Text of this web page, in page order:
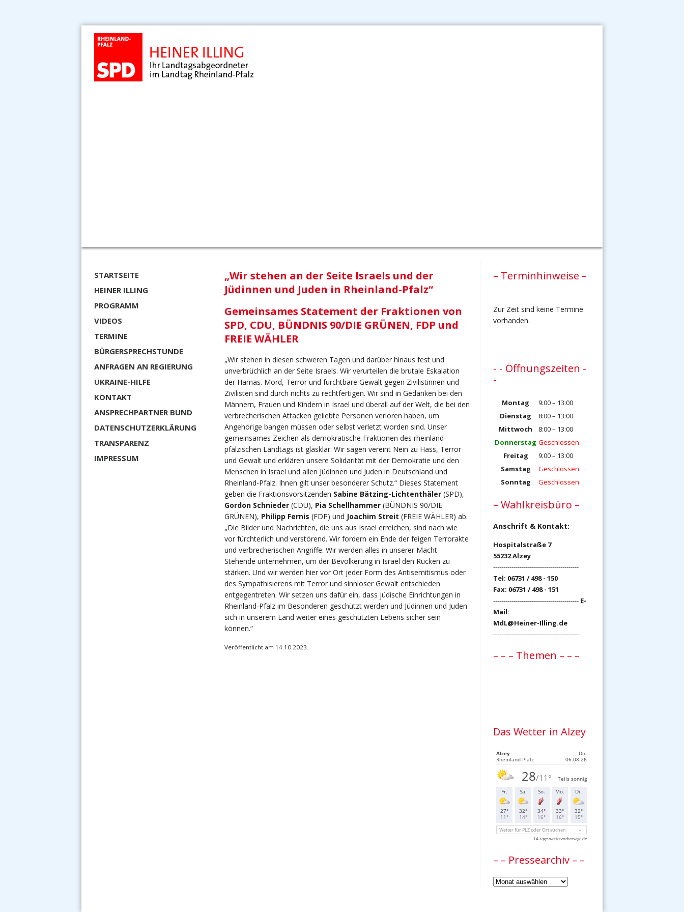
STARTSEITE
HEINER ILLING
PROGRAMM
VIDEOS
TERMINE
BÜRGERSPRECHSTUNDE
ANFRAGEN AN REGIERUNG
UKRAINE-HILFE
KONTAKT
ANSPRECHPARTNER BUND
DATENSCHUTZERKLÄRUNG
TRANSPARENZ
IMPRESSUM
„Wir stehen an der Seite Israels und der
Jüdinnen und Juden in Rheinland-Pfalz“
Gemeinsames Statement der Fraktionen von
SPD, CDU, BÜNDNIS 90/DIE GRÜNEN, FDP und
FREIE WÄHLER
„Wir stehen in diesen schweren Tagen und darüber hinaus fest und
unverbrüchlich an der Seite Israels. Wir verurteilen die brutale Eskalation
der Hamas. Mord, Terror und furchtbare Gewalt gegen Zivilistinnen und
Zivilisten sind durch nichts zu rechtfertigen. Wir sind in Gedanken bei den
Männern, Frauen und Kindern in Israel und überall auf der Welt, die bei den
verbrecherischen Attacken geliebte Personen verloren haben, um
Angehörige bangen müssen oder selbst verletzt worden sind. Unser
gemeinsames Zeichen als demokratische Fraktionen des rheinland-
pfälzischen Landtags ist glasklar: Wir sagen vereint Nein zu Hass, Terror
und Gewalt und erklären unsere Solidarität mit der Demokratie und den
Menschen in Israel und allen Jüdinnen und Juden in Deutschland und
Rheinland-Pfalz. Ihnen gilt unser besonderer Schutz.“ Dieses Statement
geben die Fraktionsvorsitzenden Sabine Bätzing-Lichtenthäler (SPD),
Gordon Schnieder (CDU), Pia Schellhammer (BÜNDNIS 90/DIE
GRÜNEN), Philipp Fernis (FDP) und Joachim Streit (FREIE WÄHLER) ab.
„Die Bilder und Nachrichten, die uns aus Israel erreichen, sind nach wie
vor fürchterlich und verstörend. Wir fordern ein Ende der feigen Terrorakte
und verbrecherischen Angriffe. Wir werden alles in unserer Macht
Stehende unternehmen, um der Bevölkerung in Israel den Rücken zu
stärken. Und wir werden hier vor Ort jeder Form des Antisemitismus oder
des Sympathisierens mit Terror und sinnloser Gewalt entschieden
entgegentreten. Wir setzen uns dafür ein, dass jüdische Einrichtungen in
Rheinland-Pfalz im Besonderen geschützt werden und Jüdinnen und Juden
sich in unserem Land weiter eines geschützten Lebens sicher sein
können.“
Veröffentlicht am 14.10.2023.
– Terminhinweise –
Zur Zeit sind keine Termine
vorhanden.
- - Öffnungszeiten -
-
Montag
9:00 – 13:00
Dienstag
8:00 – 13:00
Mittwoch
8:00 – 13:00
Donnerstag Geschlossen
Freitag
9:00 – 13:00
Samstag
Geschlossen
Sonntag
Geschlossen
– Wahlkreisbüro –
Anschrift & Kontakt:
Hospitalstraße 7
55232 Alzey
------------------------------------------
Tel: 06731 / 498 - 150
Fax: 06731 / 498 - 151
------------------------------------------ E-
Mail:
MdL@Heiner-Illing.de
------------------------------------------
– – – Themen – – –
Das Wetter in Alzey
– – Pressearchiv – –